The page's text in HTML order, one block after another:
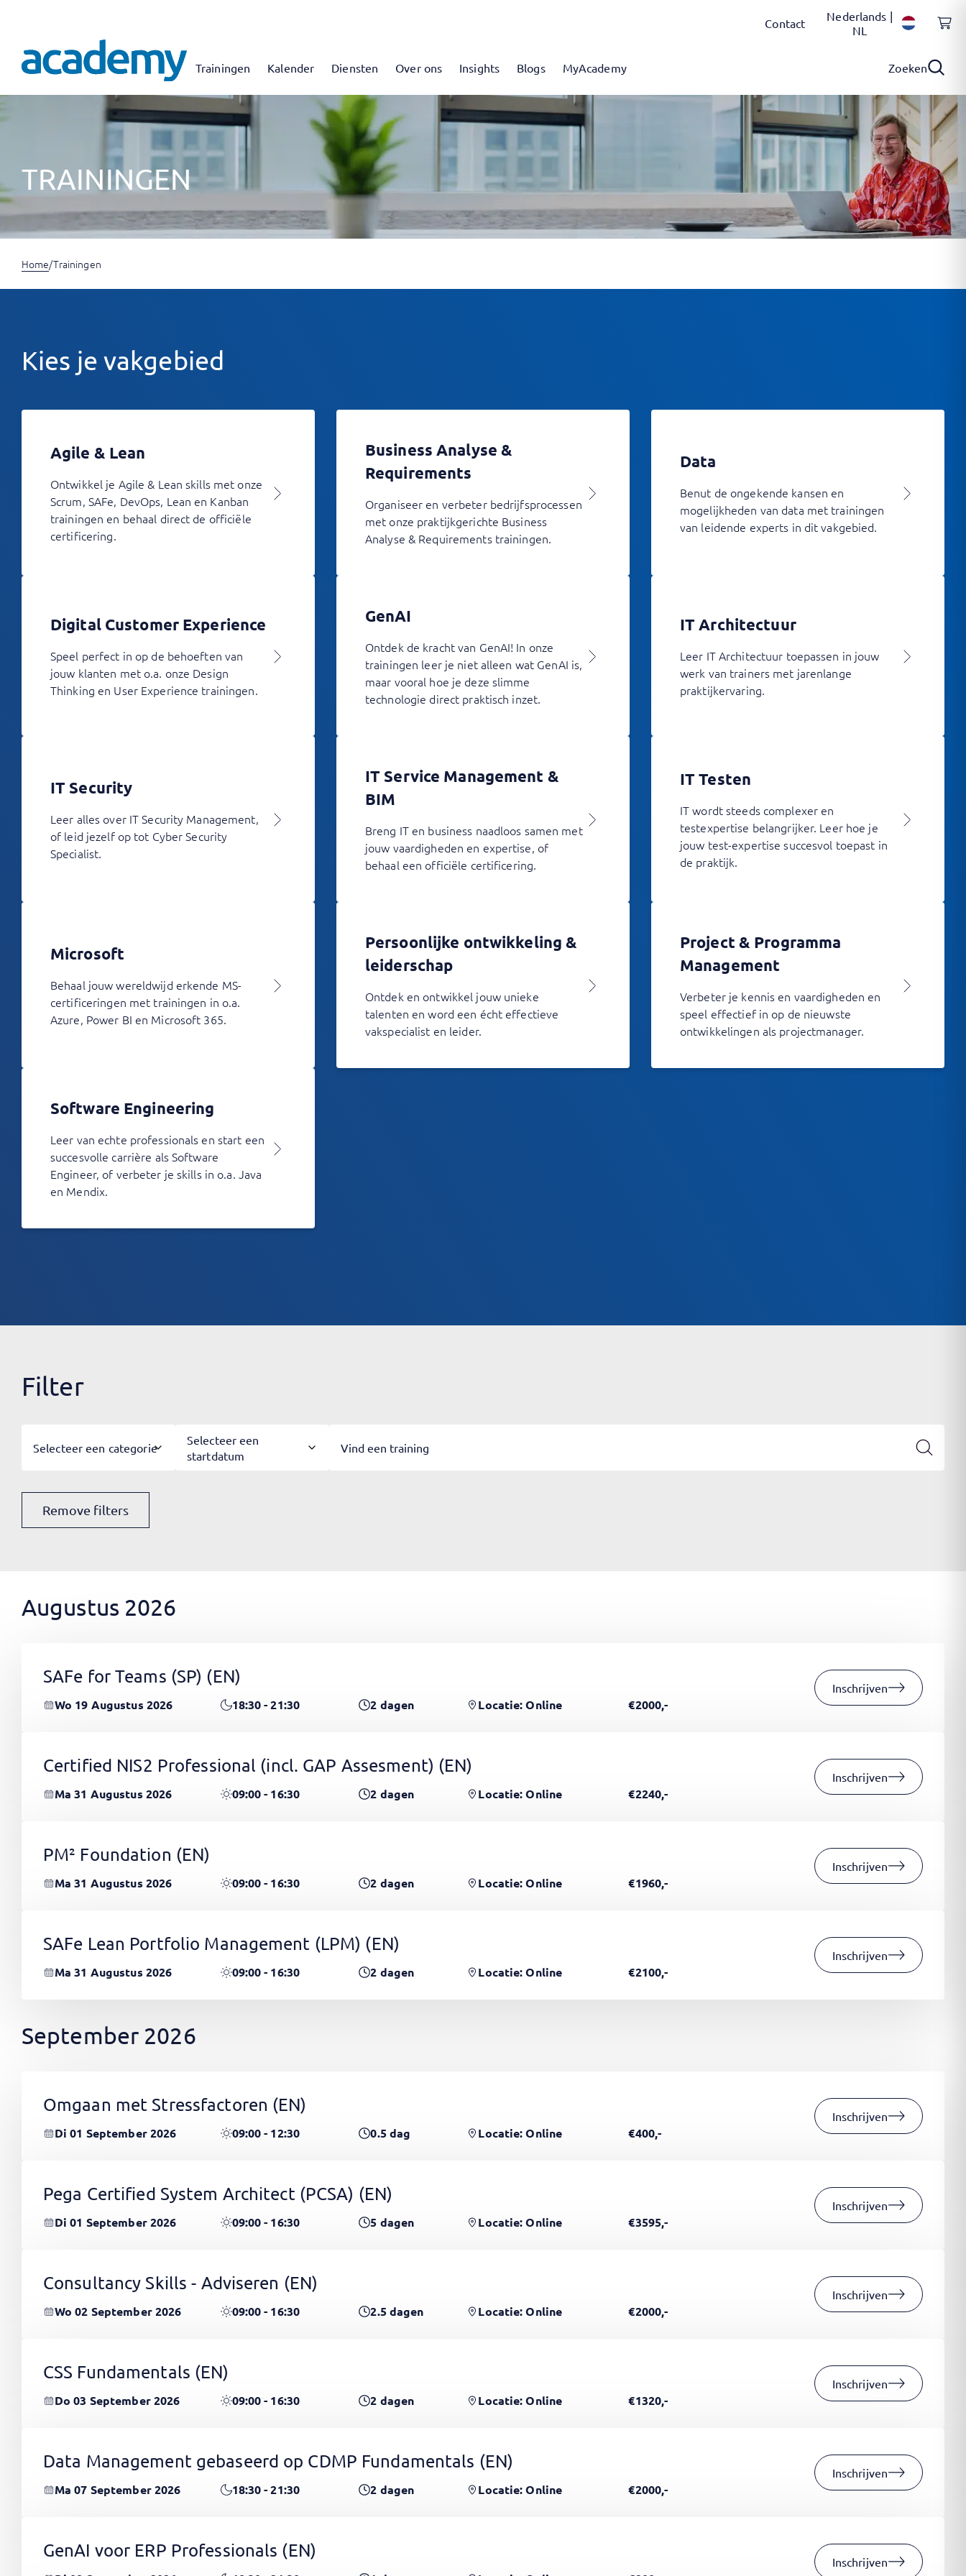
Contact
Nederlands |
NL
Trainingen Kalender Diensten Over ons Insights Blogs MyAcademy Zoeken
TRAININGEN
Home/Trainingen
Kies je vakgebied
Agile & Lean
Ontwikkel je Agile & Lean skills met onze
Scrum, SAFe, DevOps, Lean en Kanban
trainingen en behaal direct de officiële
certificering.
Business Analyse &
Requirements
Organiseer en verbeter bedrijfsprocessen
met onze praktijkgerichte Business
Analyse & Requirements trainingen.
Data
Benut de ongekende kansen en
mogelijkheden van data met trainingen
van leidende experts in dit vakgebied.
Digital Customer Experience
Speel perfect in op de behoeften van
jouw klanten met o.a. onze Design
Thinking en User Experience trainingen.
GenAI
Ontdek de kracht van GenAI! In onze
trainingen leer je niet alleen wat GenAI is,
maar vooral hoe je deze slimme
technologie direct praktisch inzet.
IT Architectuur
Leer IT Architectuur toepassen in jouw
werk van trainers met jarenlange
praktijkervaring.
IT Security
Leer alles over IT Security Management,
of leid jezelf op tot Cyber Security
Specialist.
IT Service Management &
BIM
Breng IT en business naadloos samen met
jouw vaardigheden en expertise, of
behaal een officiële certificering.
IT Testen
IT wordt steeds complexer en
testexpertise belangrijker. Leer hoe je
jouw test-expertise succesvol toepast in
de praktijk.
Microsoft
Behaal jouw wereldwijd erkende MS-
certificeringen met trainingen in o.a.
Azure, Power BI en Microsoft 365.
Persoonlijke ontwikkeling &
leiderschap
Ontdek en ontwikkel jouw unieke
talenten en word een écht effectieve
vakspecialist en leider.
Project & Programma
Management
Verbeter je kennis en vaardigheden en
speel effectief in op de nieuwste
ontwikkelingen als projectmanager.
Software Engineering
Leer van echte professionals en start een
succesvolle carrière als Software
Engineer, of verbeter je skills in o.a. Java
en Mendix.
Filter
Selecteer een categorie
Selecteer een
startdatum
Remove filters
Augustus 2026
SAFe for Teams (SP) (EN)
Wo 19 Augustus 2026 18:30 - 21:30 2 dagen Locatie: Online €2000,-
Inschrijven
Certified NIS2 Professional (incl. GAP Assesment) (EN)
Ma 31 Augustus 2026 09:00 - 16:30 2 dagen Locatie: Online €2240,-
Inschrijven
PM² Foundation (EN)
Ma 31 Augustus 2026 09:00 - 16:30 2 dagen Locatie: Online €1960,-
Inschrijven
SAFe Lean Portfolio Management (LPM) (EN)
Ma 31 Augustus 2026 09:00 - 16:30 2 dagen Locatie: Online €2100,-
Inschrijven
September 2026
Omgaan met Stressfactoren (EN)
Di 01 September 2026 09:00 - 12:30 0.5dag Locatie: Online €400,-
Inschrijven
Pega Certified System Architect (PCSA) (EN)
Di 01 September 2026 09:00 - 16:30 5 dagen Locatie: Online €3595,-
Inschrijven
Consultancy Skills - Adviseren (EN)
Wo 02 September 2026 09:00 - 16:30 2.5dagen Locatie: Online €2000,-
Inschrijven
CSS Fundamentals (EN)
Do 03 September 2026 09:00 - 16:30 2 dagen Locatie: Online €1320,-
Inschrijven
Data Management gebaseerd op CDMP Fundamentals (EN)
Ma 07 September 2026 18:30 - 21:30 2 dagen Locatie: Online €2000,-
Inschrijven
GenAI voor ERP Professionals (EN)
Inschrijven